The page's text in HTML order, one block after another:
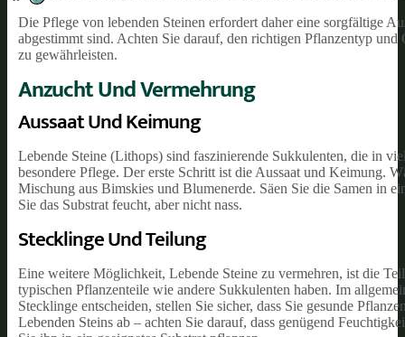
Die Pflege von lebenden Steinen erfordert daher eine sorgfältige
abgestimmt sind. Achten Sie darauf, den richtigen Pflanzentyp
zu gewährleisten.
Anzucht Und Vermehrung
Aussaat Und Keimung
Lebende Steine (Lithops) sind faszinierende Sukkulenten, die in
besondere Pflege. Der erste Schritt ist die Aussaat und Keimung.
Mischung aus Bimskies und Blumenerde. Säen Sie die Samen in
Sie das Substrat feucht, aber nicht nass.
Stecklinge Und Teilung
Eine weitere Möglichkeit, Lebende Steine zu vermehren, ist die
typischen Pflanzenteile wie andere Sukkulenten haben. Im
Stecklinge entscheiden, stellen Sie sicher, dass Sie gesunde
Lebenden Steins ab – achten Sie darauf, dass genügend